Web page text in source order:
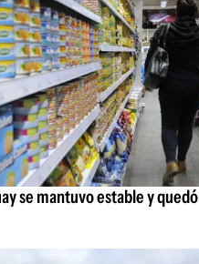
se mantuvo estable y